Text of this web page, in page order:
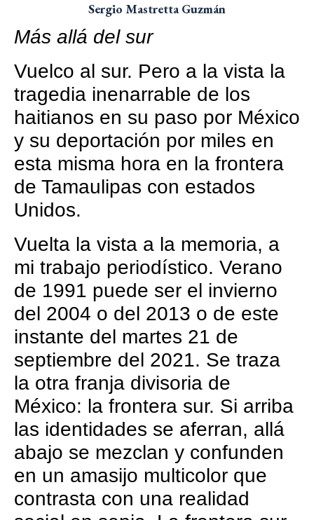
Sergio Mastretta Guzmán
Más allá del sur
Vuelco al sur. Pero a la vista la
tragedia inenarrable de los
haitianos en su paso por México
y su deportación por miles en
esta misma hora en la frontera
de Tamaulipas con estados
Unidos.
Vuelta la vista a la memoria, a
mi trabajo periodístico. Verano
de 1991 puede ser el invierno
del 2004 o del 2013 o de este
instante del martes 21 de
septiembre del 2021. Se traza
la otra franja divisoria de
México: la frontera sur. Si arriba
las identidades se aferran, allá
abajo se mezclan y confunden
en un amasijo multicolor que
contrasta con una realidad